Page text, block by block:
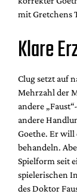
mit Gretchens
Klare
Clug setzt auf
Mehrzahl der
andere
andere
Goethe. Er will
behandeln.
Spielform seit
spielerischen
des Doktor